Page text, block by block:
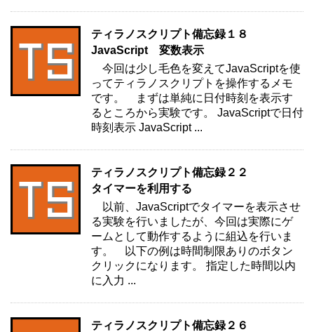
ティラノスクリプト備忘録１８
JavaScript 変数表示
今回は少し毛色を変えてJavaScriptを使
ってティラノスクリプトを操作するメモ
です。 まずは単純に日付時刻を表示す
るところから実験です。 JavaScriptで日付
時刻表示 JavaScript ...
ティラノスクリプト備忘録２２
タイマーを利用する
以前、JavaScriptでタイマーを表示させ
る実験を行いましたが、今回は実際にゲ
ームとして動作するように組込を行いま
す。 以下の例は時間制限ありのボタン
クリックになります。 指定した時間以内
に入力 ...
ティラノスクリプト備忘録２６